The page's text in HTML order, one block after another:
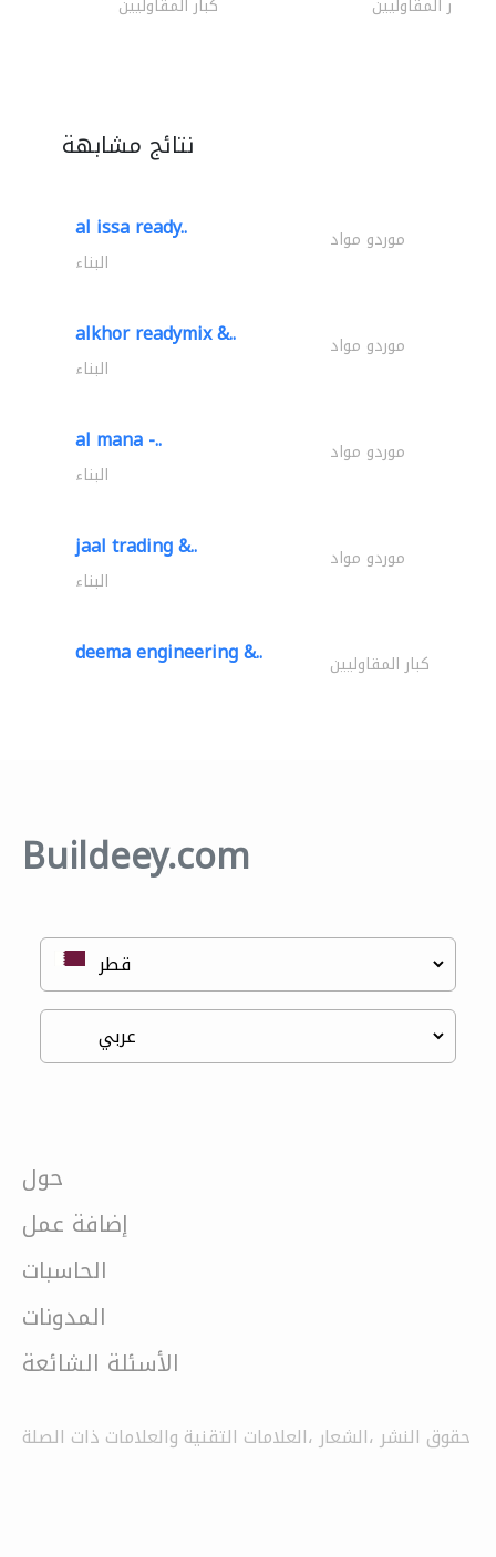
نتائج مشابهة
al issa ready.. موردو مواد
البناء
alkhor readymix &.. موردو مواد
البناء
al mana -.. موردو مواد
البناء
jaal trading &.. موردو مواد
البناء
deema engineering &.. كبار المقاوليين
Buildeey.com
حول
إضافة عمل
الحاسبات
المدونات
الأسئلة الشائعة
حقوق النشر ،الشعار ،العلامات التقنية والعلامات ذات الصلة